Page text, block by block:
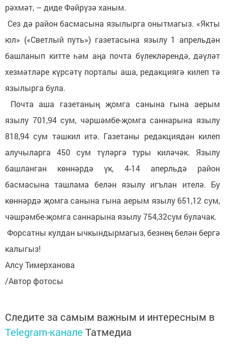
рәхмәт, – диде Фәйрүзә ханым.
Сез дә район басмасына язылырга онытмагыз. «Якты
юл» («Светлый путь») газетасына язылу 1 апрельдән
башланып китте һәм аңа почта бүлекләрендә, дәүләт
хезмәтләре күрсәтү порталы аша, редакциягә килеп тә
язылырга була.
Почта аша газетаның җомга санына гына аерым
язылу 701,94 сум, чәршәмбе-җомга саннарына язылу
818,94 сум тәшкил итә. Газетаны редакциядән килеп
алучыларга 450 сум түләргә туры киләчәк. Язылу
башланган көннәрдә үк, 4-14 аперльдә район
басмасына ташлама белән язылу игълан ителә. Бу
көннәрдә җомга санына гына аерым язылу 651,12 сум,
чәшрәмбе-җомга саннарына язылу 754,32сум булачак.
Форсатны кулдан ычкындырмагыз, безнең белән бергә
калыгыз!
Алсу Тимерханова
/Автор фотосы
Следите за самым важным и интересным в
Telegram-канале Татмедиа